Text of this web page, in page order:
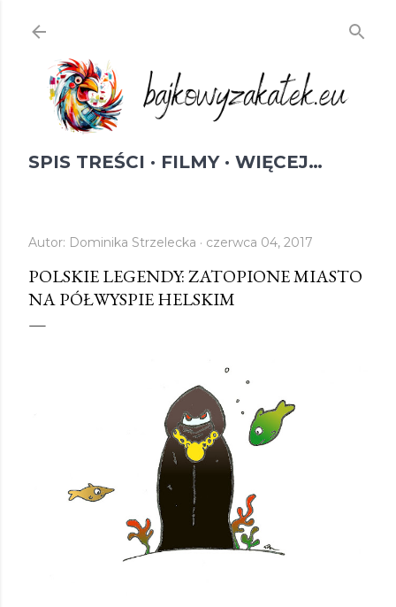
SPIS TREŚCI FILMY WIĘCEJ…
Autor: Dominika Strzelecka czerwca 04, 2017
POLSKIE LEGENDY: ZATOPIONE MIASTO
NA PÓŁWYSPIE HELSKIM